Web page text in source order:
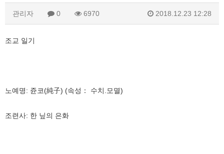
관리자 0 6970 2018.12.23 12:28
조교 일기
노예명: 쥰코(純子) (속성： 수치.모멸)
조련사: 한 닢의 은화